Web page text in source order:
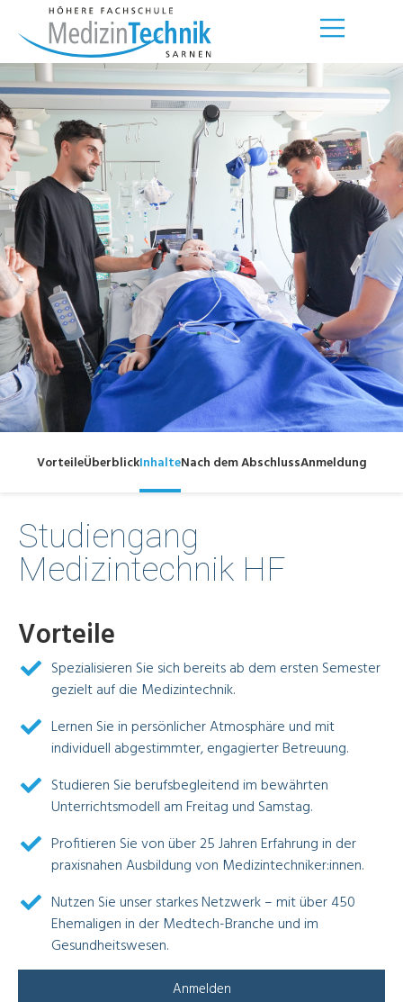
VorteileÜberblickInhalteNach dem AbschlussAnmeldung
Studiengang
Medizintechnik HF
Vorteile
Spezialisieren Sie sich bereits ab dem ersten Semester
gezielt auf die Medizintechnik.
Lernen Sie in persönlicher Atmosphäre und mit
individuell abgestimmter, engagierter Betreuung.
Studieren Sie berufsbegleitend im bewährten
Unterrichtsmodell am Freitag und Samstag.
Profitieren Sie von über 25 Jahren Erfahrung in der
praxisnahen Ausbildung von Medizintechniker:innen.
Nutzen Sie unser starkes Netzwerk – mit über 450
Ehemaligen in der Medtech-Branche und im
Gesundheitswesen.
Anmelden